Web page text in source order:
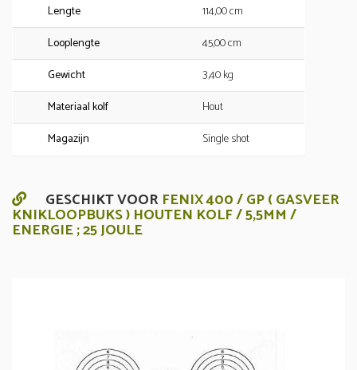
Lengte
114,00 cm
Looplengte
45,00 cm
Gewicht
3,40 kg
Materiaal kolf
Hout
Magazijn
Single shot
GESCHIKT VOOR FENIX 400 / GP ( GASVEER
KNIKLOOPBUKS ) HOUTEN KOLF / 5,5MM /
ENERGIE ; 25 JOULE